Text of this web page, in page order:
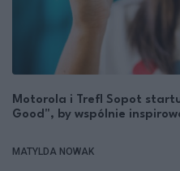
Motorola i Trefl Sopot
Good", by wspólnie
MATYLDA NOWAK